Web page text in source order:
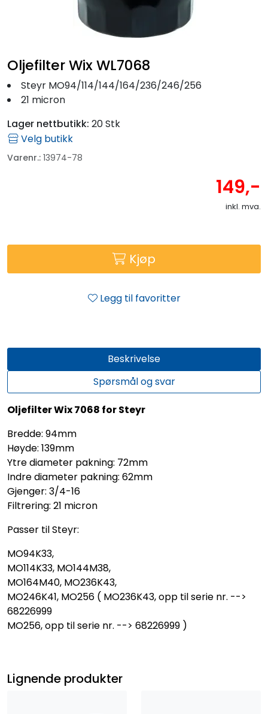
Oljefilter Wix WL7068
Steyr MO94/114/144/164/236/246/256
21 micron
Lager nettbutikk: 20 Stk
Velg butikk
Varenr.: 13974-78
149,-
inkl. mva.
Kjøp
Legg til favoritter
Beskrivelse
Spørsmål og svar
Oljefilter Wix 7068 for Steyr
Bredde: 94mm
Høyde: 139mm
Ytre diameter pakning: 72mm
Indre diameter pakning: 62mm
Gjenger: 3/4-16
Filtrering: 21 micron
Passer til Steyr:
MO94K33,
MO114K33, MO144M38,
MO164M40, MO236K43,
MO246K41, MO256 ( MO236K43, opp til serie nr. -->
68226999
MO256, opp til serie nr. --> 68226999 )
Lignende produkter
Fritid/Sikkerhet
Båtpleie/Opplag
Outlet